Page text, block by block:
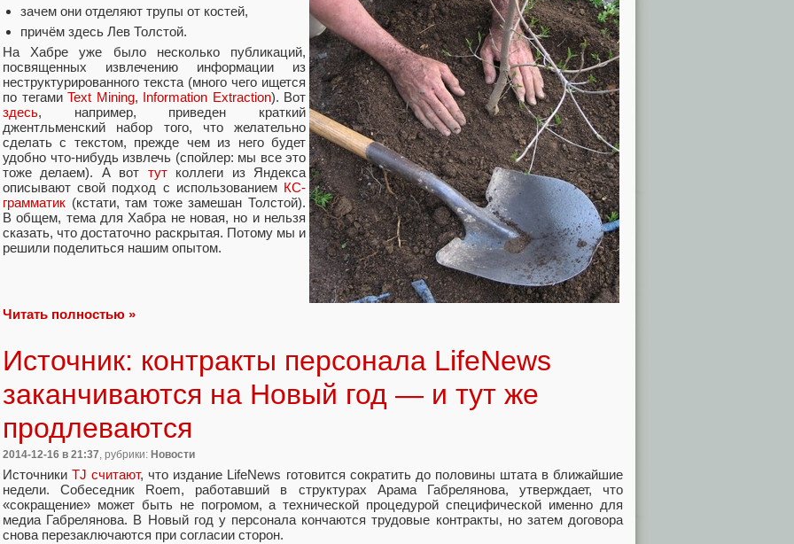
зачем они отделяют трупы от костей,
причём здесь Лев Толстой.
На Хабре уже было несколько публикаций,
посвященных извлечению информации из
неструктурированного текста (много чего ищется
по тегами Text Mining, Information Extraction). Вот
здесь, например, приведен краткий
джентльменский набор того, что желательно
сделать с текстом, прежде чем из него будет
удобно что-нибудь извлечь (спойлер: мы все это
тоже делаем). А вот тут коллеги из Яндекса
описывают свой подход с использованием КС-
грамматик (кстати, там тоже замешан Толстой).
В общем, тема для Хабра не новая, но и нельзя
сказать, что достаточно раскрытая. Потому мы и
решили поделиться нашим опытом.
Читать полностью »
Источник: контракты персонала LifeNews
заканчиваются на Новый год — и тут же
продлеваются
2014-12-16 в 21:37, рубрики: Новости
ИсточникиTJ считают, что издание LifeNews готовится сократить до половины штата в ближайшие
недели. Собеседник Roem, работавший в структурах Арама Габрелянова, утверждает, что
«сокращение» может быть не погромом, а технической процедурой специфической именно для
медиа Габрелянова. В Новый год у персонала кончаются трудовые контракты, но затем договора
снова перезаключаются при согласии сторон.